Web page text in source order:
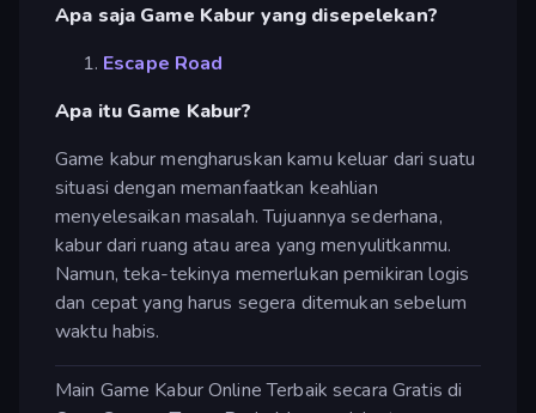
Apa saja Game Kabur yang disepelekan?
Escape Road
Apa itu Game Kabur?
Game kabur mengharuskan kamu keluar dari suatu
situasi dengan memanfaatkan keahlian
menyelesaikan masalah. Tujuannya sederhana,
kabur dari ruang atau area yang menyulitkanmu.
Namun, teka-tekinya memerlukan pemikiran logis
dan cepat yang harus segera ditemukan sebelum
waktu habis.
Main Game Kabur Online Terbaik secara Gratis di